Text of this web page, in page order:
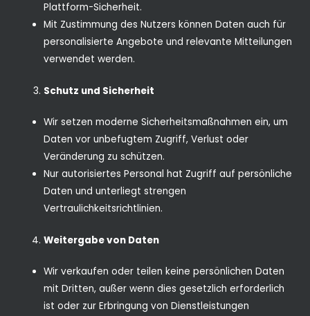
Plattform-Sicherheit.
Mit Zustimmung des Nutzers können Daten auch für
personalisierte Angebote und relevante Mitteilungen
verwendet werden.
Schutz und Sicherheit
Wir setzen moderne Sicherheitsmaßnahmen ein, um
Daten vor unbefugtem Zugriff, Verlust oder
Veränderung zu schützen.
Nur autorisiertes Personal hat Zugriff auf persönliche
Daten und unterliegt strengen
Vertraulichkeitsrichtlinien.
Weitergabe von Daten
Wir verkaufen oder teilen keine persönlichen Daten
mit Dritten, außer wenn dies gesetzlich erforderlich
ist oder zur Erbringung von Dienstleistungen